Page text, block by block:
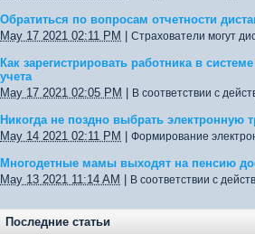
Обратиться по вопросам отчетности
May 17 2021 02:11 PM
Страхователи могут
Как зарегистрировать работника в
учета
May 17 2021 02:05 PM
В соответствии с
Никогда не поздно выбрать электронную
May 14 2021 02:11 PM
Формирование
Многодетные мамы выходят на пенсию
May 13 2021 11:14 AM
В соответствии с
Последние статьи